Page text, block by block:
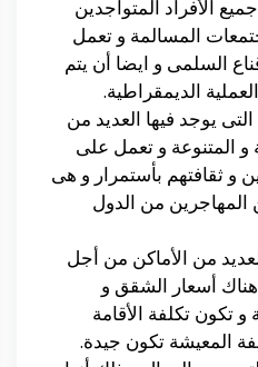
الأفراد المتواجدين
المسالمة و تعمل
السلمى و ايضا أن يتم
الديمقراطية.
يوجد فيها العديد من
و المتنوعة و تعمل على
و ثقافتهم بأستمرار و هى
المهاجرين من الدول
من الأماكن من أجل
هناك أسعار الشقق و
تكون تكلفة الأقامة
المعيشة تكون جيدة.